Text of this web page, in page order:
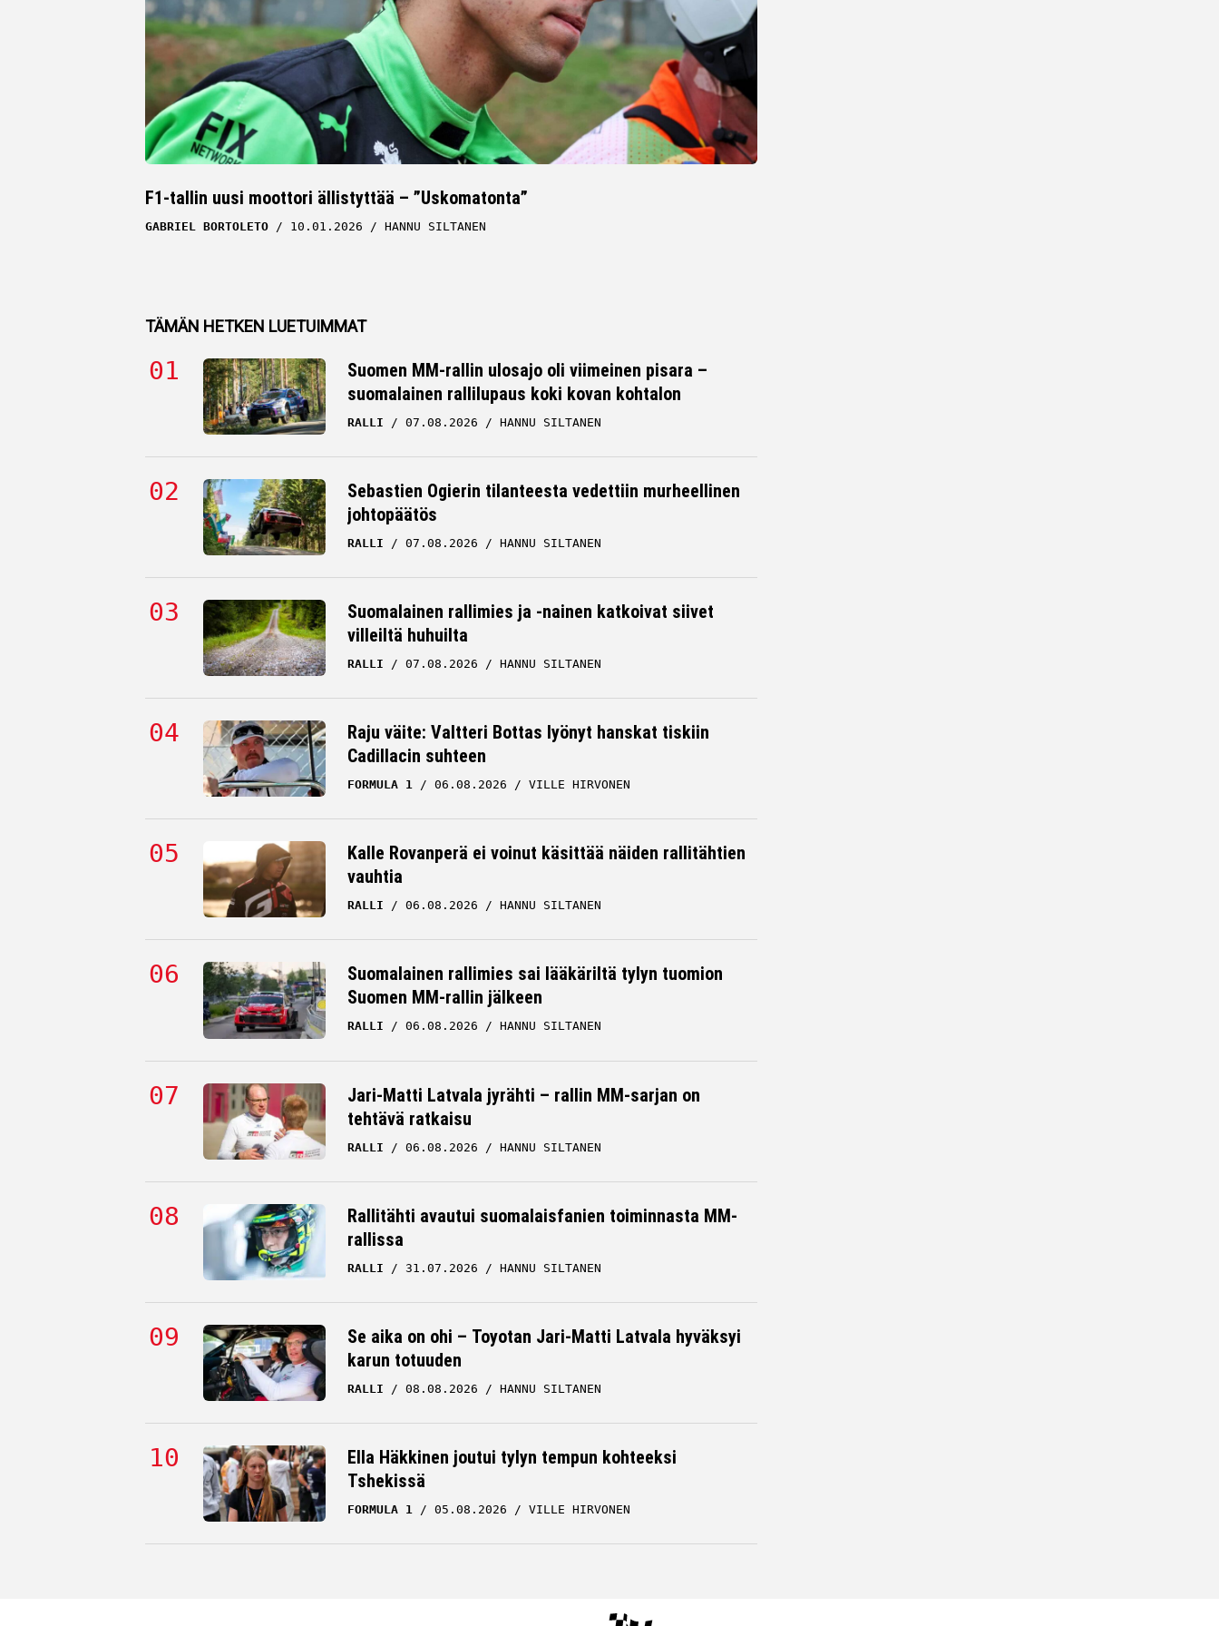
F1-tallin uusi moottori ällistyttää – ”Uskomatonta”
GABRIEL BORTOLETO 10.01.2026 HANNU SILTANEN
TÄMÄN HETKEN LUETUIMMAT
Suomen MM-rallin ulosajo oli viimeinen pisara –
suomalainen rallilupaus koki kovan kohtalon
RALLI 07.08.2026 HANNU SILTANEN
Sebastien Ogierin tilanteesta vedettiin murheellinen
johtopäätös
RALLI 07.08.2026 HANNU SILTANEN
Suomalainen rallimies ja -nainen katkoivat siivet
villeiltä huhuilta
RALLI 07.08.2026 HANNU SILTANEN
Raju väite: Valtteri Bottas lyönyt hanskat tiskiin
Cadillacin suhteen
FORMULA 1 06.08.2026 VILLE HIRVONEN
Kalle Rovanperä ei voinut käsittää näiden rallitähtien
vauhtia
RALLI 06.08.2026 HANNU SILTANEN
Suomalainen rallimies sai lääkäriltä tylyn tuomion
Suomen MM-rallin jälkeen
RALLI 06.08.2026 HANNU SILTANEN
Jari-Matti Latvala jyrähti – rallin MM-sarjan on
tehtävä ratkaisu
RALLI 06.08.2026 HANNU SILTANEN
Rallitähti avautui suomalaisfanien toiminnasta MM-
rallissa
RALLI 31.07.2026 HANNU SILTANEN
Se aika on ohi – Toyotan Jari-Matti Latvala hyväksyi
karun totuuden
RALLI 08.08.2026 HANNU SILTANEN
Ella Häkkinen joutui tylyn tempun kohteeksi
Tshekissä
FORMULA 1 05.08.2026 VILLE HIRVONEN